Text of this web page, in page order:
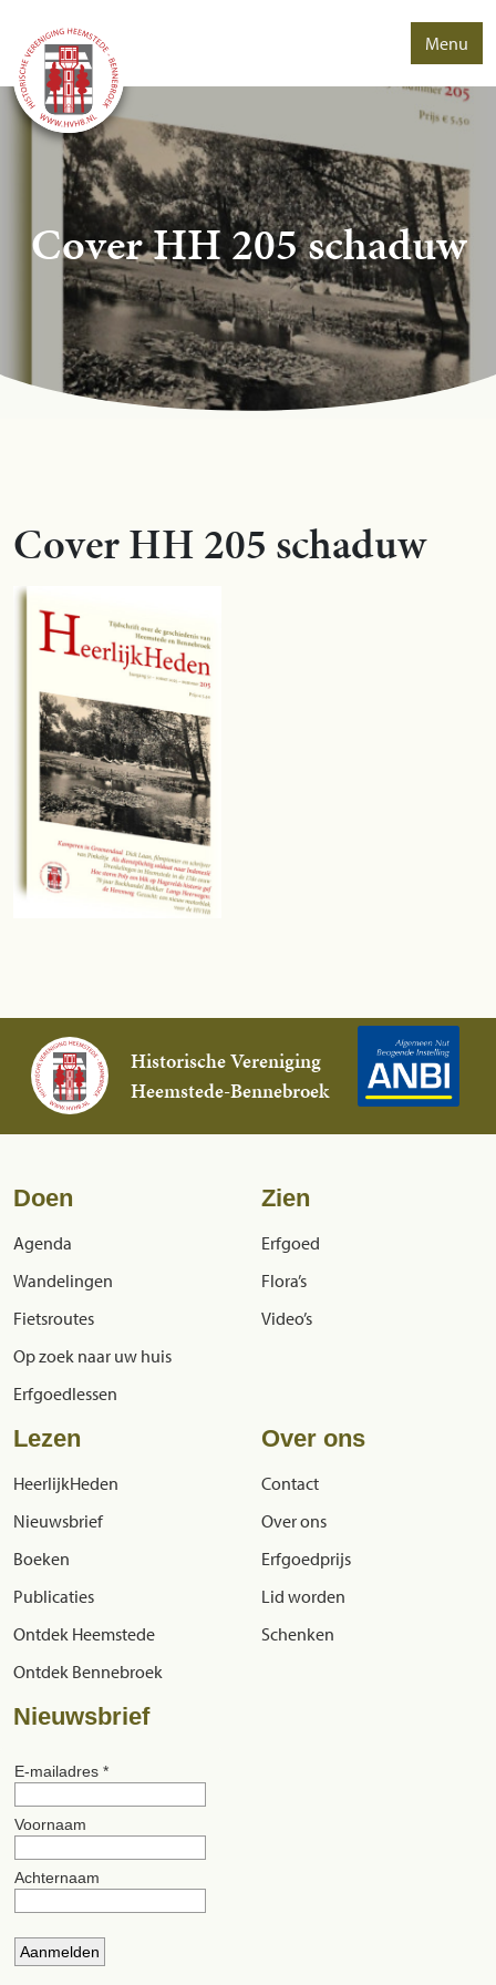
Menu
Cover HH 205 schaduw
Cover HH 205 schaduw
Historische Vereniging
Heemstede-Bennebroek
Doen
Agenda
Wandelingen
Fietsroutes
Op zoek naar uw huis
Erfgoedlessen
Zien
Erfgoed
Flora’s
Video’s
Lezen
HeerlijkHeden
Nieuwsbrief
Boeken
Publicaties
Ontdek Heemstede
Ontdek Bennebroek
Over ons
Contact
Over ons
Erfgoedprijs
Lid worden
Schenken
Nieuwsbrief